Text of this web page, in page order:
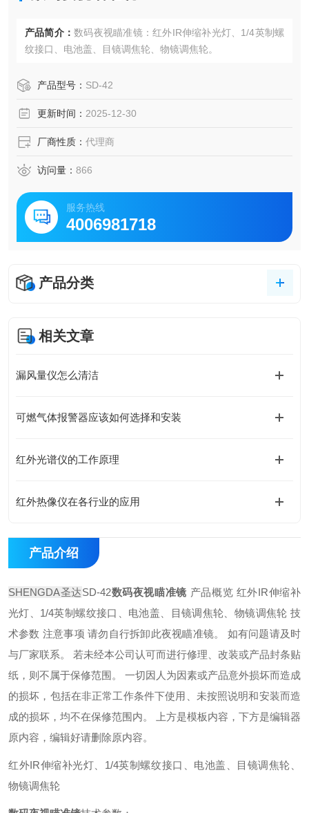
产品简介： 数码夜视瞄准镜：红外IR伸缩补光灯、1/4英制螺
纹接口、电池盖、目镜调焦轮、物镜调焦轮。
产品型号： SD-42
更新时间： 2025-12-30
厂商性质： 代理商
访问量： 866
服务热线
4006981718
产品分类
相关文章
漏风量仪怎么清洁
可燃气体报警器应该如何选择和安装
红外光谱仪的工作原理
红外热像仪在各行业的应用
产品介绍
SHENGDA圣达SD-42数码夜视瞄准镜 产品概览 红外IR伸缩补
光灯、1/4英制螺纹接口、电池盖、目镜调焦轮、物镜调焦轮 技
术参数 注意事项 请勿自行拆卸此夜视瞄准镜。 如有问题请及时
与厂家联系。 若未经本公司认可而进行修理、改装或产品封条贴
纸，则不属于保修范围。 一切因人为因素或产品意外损坏而造成
的损坏，包括在非正常工作条件下使用、未按照说明和安装而造
成的损坏，均不在保修范围内。 上方是模板内容，下方是编辑器
原内容，编辑好请删除原内容。
红外IR伸缩补光灯、1/4英制螺纹接口、电池盖、目镜调焦轮、
物镜调焦轮